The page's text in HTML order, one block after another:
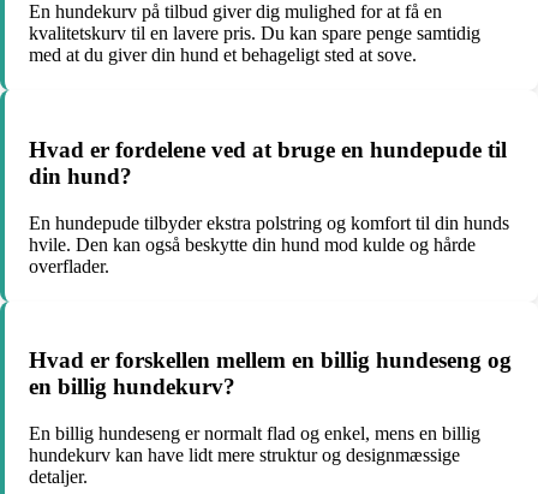
En hundekurv på tilbud giver dig mulighed for at få en
kvalitetskurv til en lavere pris. Du kan spare penge samtidig
med at du giver din hund et behageligt sted at sove.
Hvad er fordelene ved at bruge en hundepude til
din hund?
En hundepude tilbyder ekstra polstring og komfort til din hunds
hvile. Den kan også beskytte din hund mod kulde og hårde
overflader.
Hvad er forskellen mellem en billig hundeseng og
en billig hundekurv?
En billig hundeseng er normalt flad og enkel, mens en billig
hundekurv kan have lidt mere struktur og designmæssige
detaljer.